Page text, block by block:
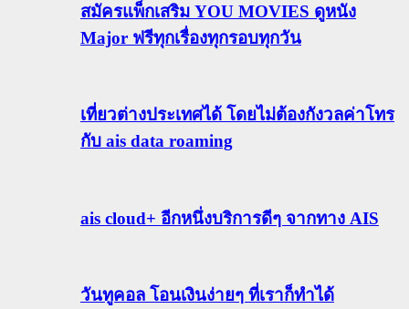
สมัครแพ็กเสริม YOU MOVIES ดูหนัง
Major ฟรีทุกเรื่องทุกรอบทุกวัน
เที่ยวต่างประเทศได้ โดยไม่ต้องกังวลค่าโทร
กับ ais data roaming
ais cloud+ อีกหนึ่งบริการดีๆ จากทาง AIS
วันทูคอล โอนเงินง่ายๆ ที่เราก็ทำได้